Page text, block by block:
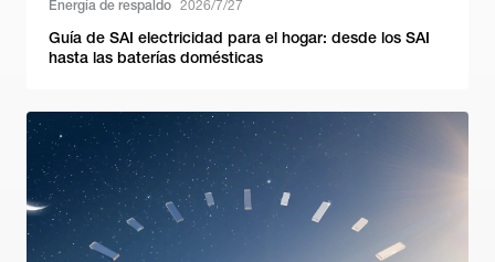
Energía de respaldo 2026/7/27
Guía de SAI electricidad para el hogar: desde los SAI
hasta las baterías domésticas